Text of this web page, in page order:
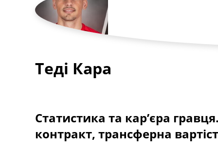
Останні коментарі
Конкурс прогнозів
Логін
Рейтінги
Турніри
Чемпіонат Світу
Англія. Прем’єр-Ліга
Іспанія. Ла Ліга
Ще Турніри >>>
Теді Кара
Статистика та кар’єра
контракт, трансферна